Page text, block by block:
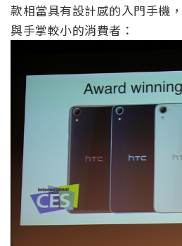
款相當具有設計感的入門手機
與手掌較小的消費者：